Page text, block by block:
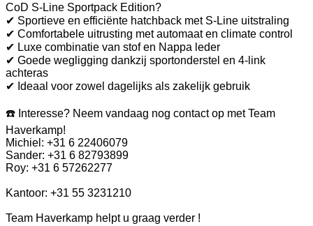
CoD S-Line Sportpack Edition?
✔ Sportieve en efficiënte hatchback met S-Line uitstraling
✔ Comfortabele uitrusting met automaat en climate control
✔ Luxe combinatie van stof en Nappa leder
✔ Goede wegligging dankzij sportonderstel en 4-link
achteras
✔ Ideaal voor zowel dagelijks als zakelijk gebruik
☎️ Interesse? Neem vandaag nog contact op met Team
Haverkamp!
Michiel: +31 6 22406079
Sander: +31 6 82793899
Roy: +31 6 57262277
Kantoor: +31 55 3231210
Team Haverkamp helpt u graag verder !